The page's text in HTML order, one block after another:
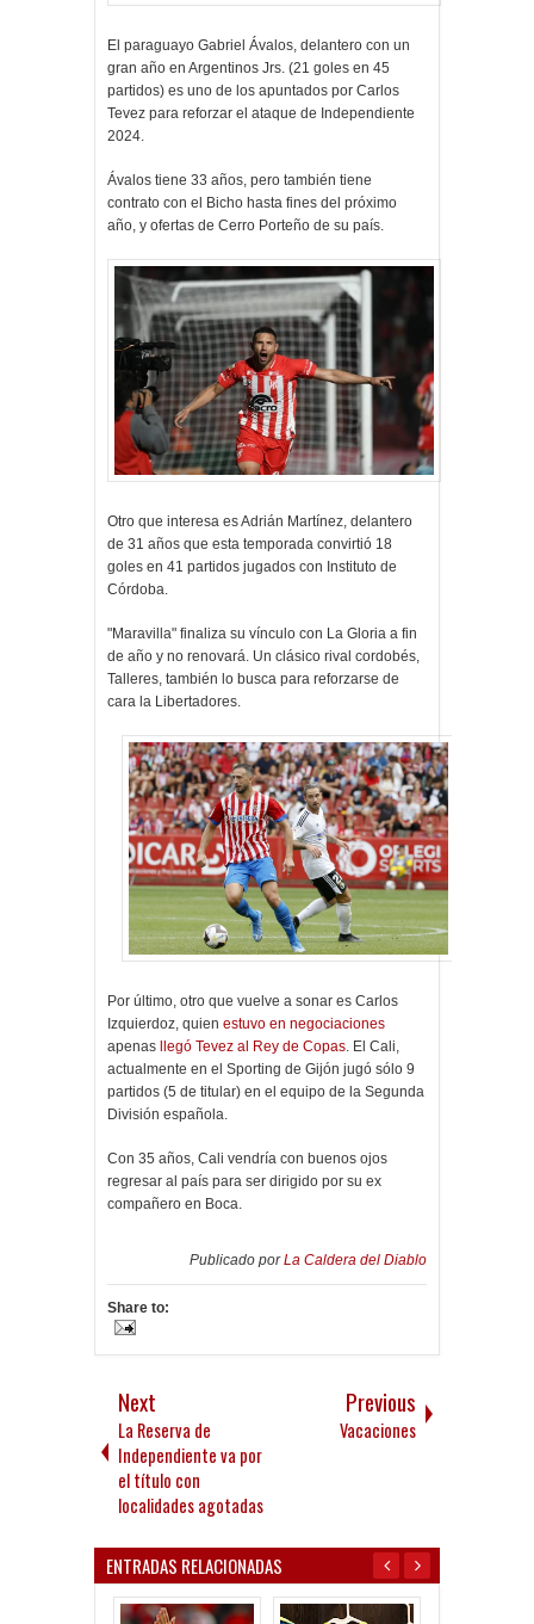
El paraguayo Gabriel Ávalos, delantero con un
gran año en Argentinos Jrs. (21 goles en 45
partidos) es uno de los apuntados por Carlos
Tevez para reforzar el ataque de Independiente
2024.
Ávalos tiene 33 años, pero también tiene
contrato con el Bicho hasta fines del próximo
año, y ofertas de Cerro Porteño de su país.
Otro que interesa es Adrián Martínez, delantero
de 31 años que esta temporada convirtió 18
goles en 41 partidos jugados con Instituto de
Córdoba.
"Maravilla" finaliza su vínculo con La Gloria a fin
de año y no renovará. Un clásico rival cordobés,
Talleres, también lo busca para reforzarse de
cara la Libertadores.
Por último, otro que vuelve a sonar es Carlos
Izquierdoz, quien estuvo en negociaciones
apenas
llegó Tevez al Rey de Copas. El Cali,
actualmente en el Sporting de Gijón jugó sólo 9
partidos (5 de titular) en el equipo de la Segunda
División española.
Con 35 años, Cali vendría con buenos ojos
regresar al país para ser dirigido por su ex
compañero en Boca.
Publicado porLa Caldera del Diablo
Share to:
Next
La Reserva de
Independiente va por
el título con
localidades agotadas
Previous
Vacaciones
ENTRADAS RELACIONADAS